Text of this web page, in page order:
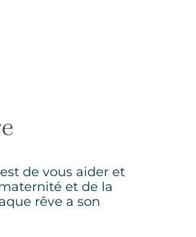
de vous aider et
et de la
rêve a son